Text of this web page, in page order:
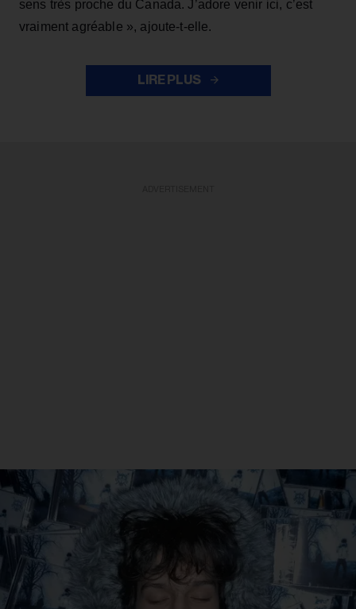
sens très proche du Canada. J’adore venir ici, c’est
vraiment agréable », ajoute-t-elle.
LIRE PLUS